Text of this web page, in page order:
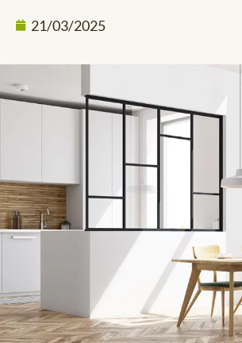
21/03/2025